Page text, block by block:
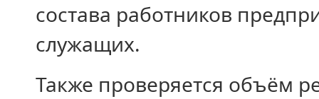
состава работников
служащих.
Также проверяется объём